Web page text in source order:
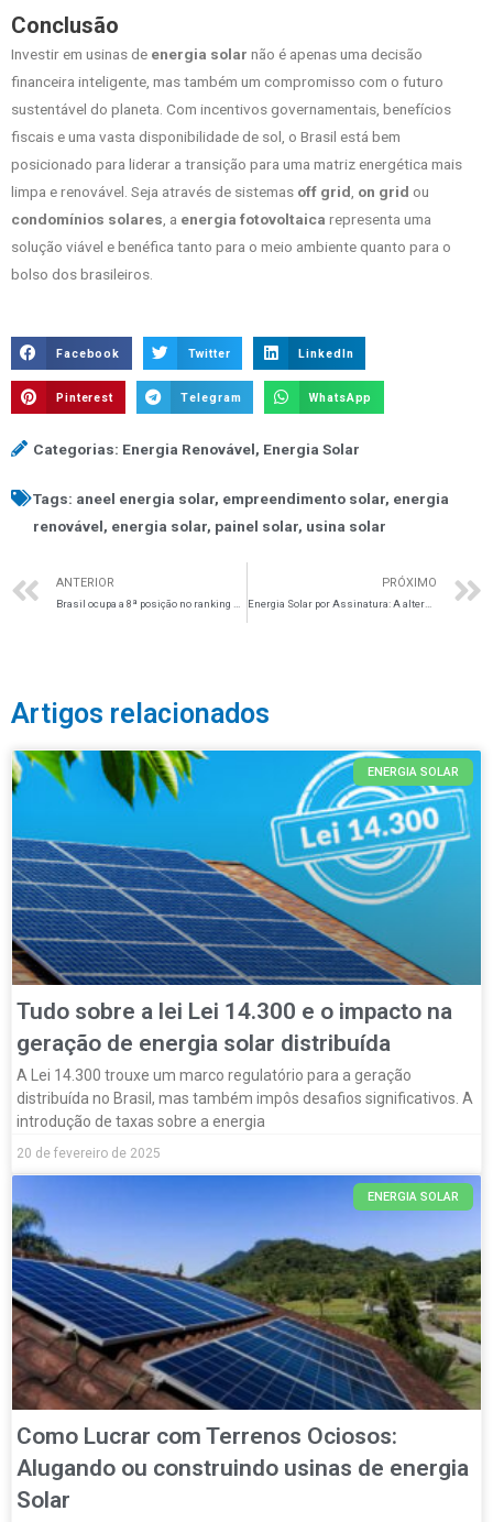
Conclusão
Investir em usinas de energia solar não é apenas uma decisão
financeira inteligente, mas também um compromisso com o futuro
sustentável do planeta. Com incentivos governamentais, benefícios
fiscais e uma vasta disponibilidade de sol, o Brasil está bem
posicionado para liderar a transição para uma matriz energética mais
limpa e renovável. Seja através de sistemas off grid, on grid ou
condomínios solares, a energia fotovoltaica representa uma
solução viável e benéfica tanto para o meio ambiente quanto para o
bolso dos brasileiros.
Facebook Twitter LinkedIn
Pinterest Telegram WhatsApp
Categorias: Energia Renovável, Energia Solar
Tags: aneel energia solar, empreendimento solar, energia
renovável, energia solar, painel solar, usina solar
ANTERIOR
Brasil ocupa a 8ª posição no ranking mundial de energia solar.
PRÓXIMO
Energia Solar por Assinatura: A alternativa prática e acessível
Artigos relacionados
ENERGIA SOLAR
Tudo sobre a lei Lei 14.300 e o impacto na
geração de energia solar distribuída
A Lei 14.300 trouxe um marco regulatório para a geração
distribuída no Brasil, mas também impôs desafios significativos. A
introdução de taxas sobre a energia
20 de fevereiro de 2025
ENERGIA SOLAR
Como Lucrar com Terrenos Ociosos:
Alugando ou construindo usinas de energia
Solar